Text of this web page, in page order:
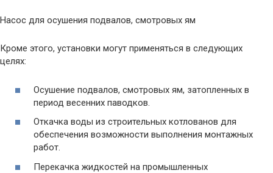
Насос для осушения подвалов, смотровых ям
Кроме этого, установки могут применяться в следующих
целях:
Осушение подвалов, смотровых ям, затопленных в
период весенних паводков.
Откачка воды из строительных котлованов для
обеспечения возможности выполнения монтажных
работ.
Перекачка жидкостей на промышленных